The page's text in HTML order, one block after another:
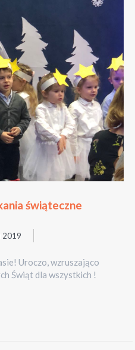
świąteczne
2019
Uroczo, wzruszająco
Świąt dla wszystkich !